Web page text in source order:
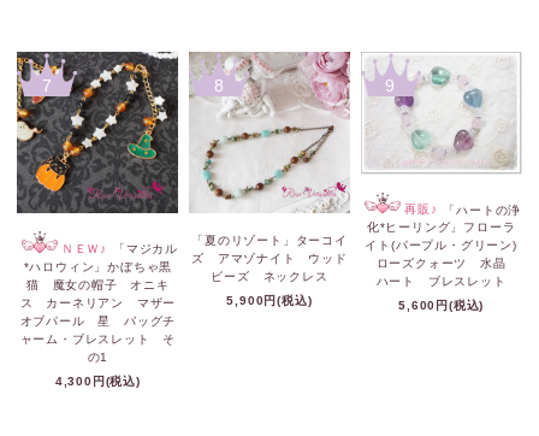
7
ＮＥＷ♪
「マジカル
*ハロウィン」かぼちゃ黒
猫 魔女の帽子 オニキ
ス カーネリアン マザー
オブパール 星 バッグチ
ャーム・ブレスレット そ
の1
4,300円(税込)
8
「夏のリゾート」ターコイ
ズ アマゾナイト ウッド
ビーズ ネックレス
5,900円(税込)
9
再販♪
「ハートの浄
化*ヒーリング」フローラ
イト(パープル・グリーン)
ローズクォーツ 水晶
ハート ブレスレット
5,600円(税込)